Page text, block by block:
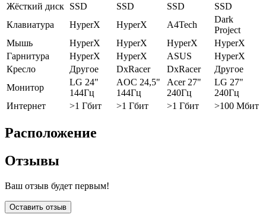
Жёсткий диск SSD SSD SSD
SSD
Клавиатура
HyperX HyperX A4Tech
Dark
Project
Мышь
HyperX HyperX HyperX
HyperX
Гарнитура
HyperX HyperX ASUS
HyperX
Кресло
Другое DxRacer DxRacer
Другое
Монитор
LG 24"
144Гц
AOC 24,5"
144Гц
Acer 27"
240Гц
LG 27"
240Гц
Интернет
>1 Гбит >1 Гбит >1 Гбит >100 Мбит
Расположение
Отзывы
Ваш отзыв будет первым!
Оставить отзыв